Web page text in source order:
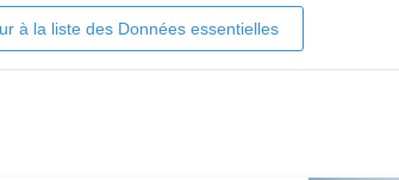
à la liste des Données essentielles